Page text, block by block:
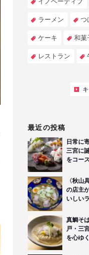
ラーメン つ
ケーキ 和菓
レストラン
最近の投稿
日常に
三宮に
をコー
〈秋山
の店主
いしい
真鯛そ
戸・三
を心ゆ